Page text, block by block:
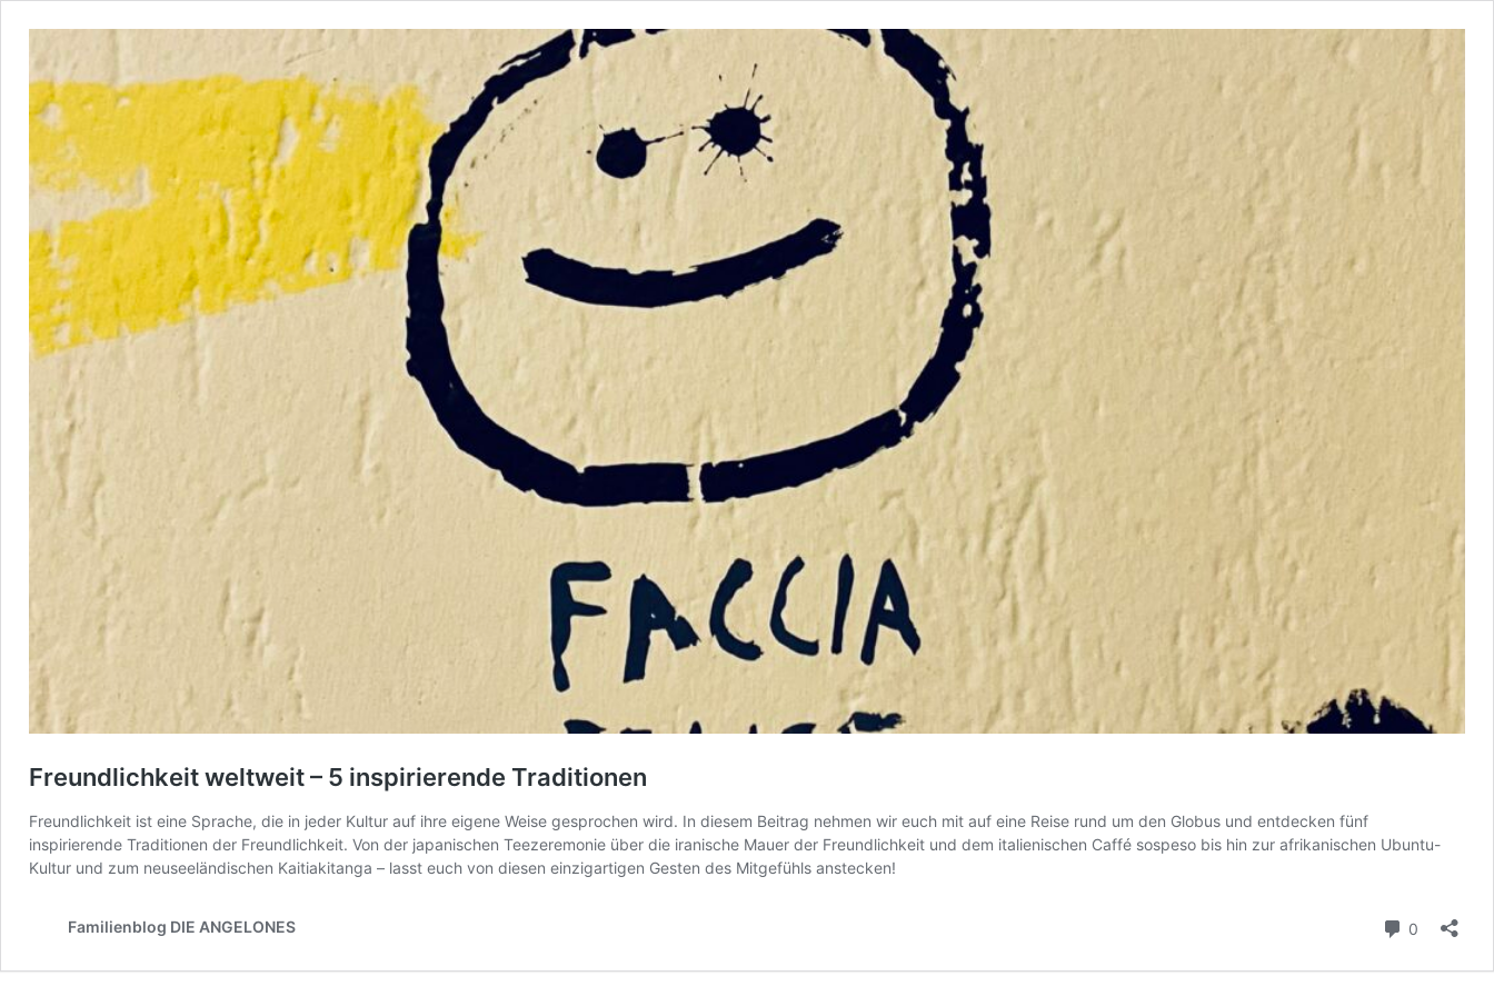
Freundlichkeit weltweit – 5 inspirierende Traditionen
Freundlichkeit ist eine Sprache, die in jeder Kultur auf ihre eigene Weise gesprochen wird. In diesem Beitrag nehmen wir euch mit auf eine Reise rund um den Globus und entdecken fünf
inspirierende Traditionen der Freundlichkeit. Von der japanischen Teezeremonie über die iranische Mauer der Freundlichkeit und dem italienischen Caffé sospeso bis hin zur afrikanischen Ubuntu-
Kultur und zum neuseeländischen Kaitiakitanga – lasst euch von diesen einzigartigen Gesten des Mitgefühls anstecken!
Familienblog DIE ANGELONES 0